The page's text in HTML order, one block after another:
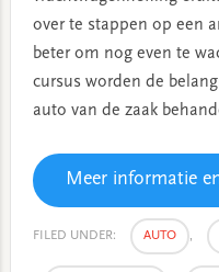
over te stappen op een
beter om nog even te
cursus worden de
auto van de zaak
Meer informatie
FILED UNDER: AUTO ,